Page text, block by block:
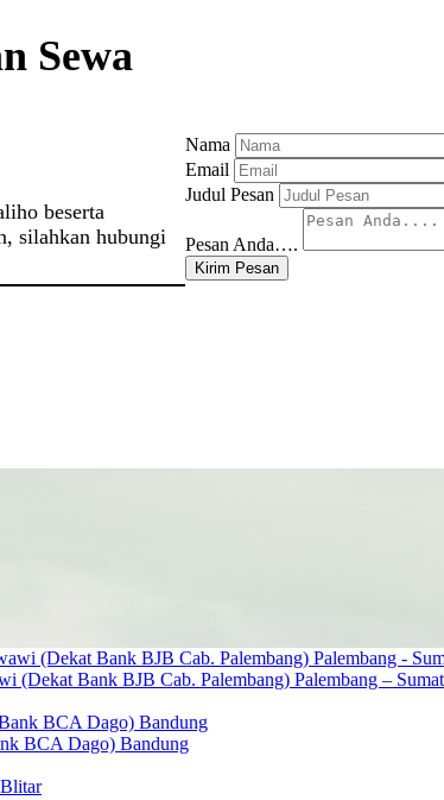
Sewa
beserta
silahkan hubungi
Nama
Email
Judul Pesan
Pesan Anda….
Kirim Pesan
Bank BJB Cab. Palembang) Palembang –
BCA Dago) Bandung